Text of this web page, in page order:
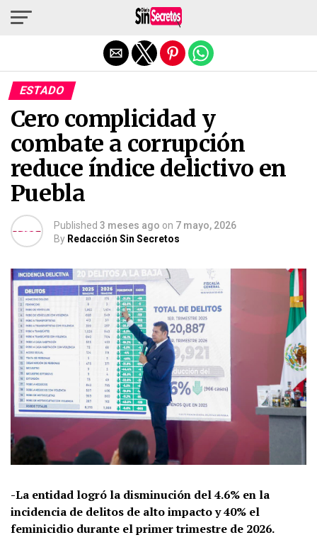
ESTADO
Cero complicidad y
combate a corrupción
reduce índice delictivo en
Puebla
Published 3 meses ago on 7 mayo, 2026
By Redacción Sin Secretos
-La entidad logró la disminución del 4.6% en la
incidencia de delitos de alto impacto y 40% el
feminicidio durante el primer trimestre de 2026.
Salir de la versión móvil